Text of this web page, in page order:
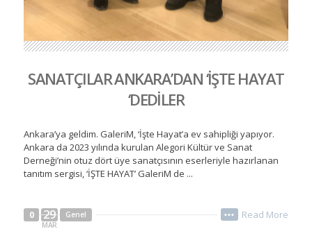
SANATÇILAR ANKARA’DAN ‘İŞTE HAYAT
‘DEDİLER
Ankara’ya geldim. GaleriM, ‘İşte Hayat’a ev sahipliği yapıyor.
Ankara da 2023 yılında kurulan Alegori Kültür ve Sanat
Derneği’nin otuz dört üye sanatçısının eserleriyle hazırlanan
tanıtım sergisi, ‘İŞTE HAYAT’ GaleriM de ...
0 29
MAR
Genel Read More
•••